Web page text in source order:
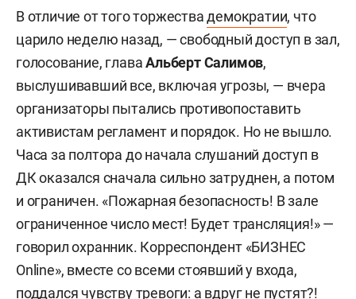
В отличие от того торжествадемократии, что
царило неделю назад, — свободный доступ в зал,
голосование, главаАльберт Салимов,
выслушивавший все, включая угрозы, — вчера
организаторы пытались противопоставить
активистам регламент и порядок. Но не вышло.
Часа за полтора до начала слушаний доступ в
ДК оказался сначала сильно затруднен, а потом
и ограничен. «Пожарная безопасность! В зале
ограниченное число мест! Будет трансляция!» —
говорил охранник. Корреспондент «БИЗНЕС
Online», вместе со всеми стоявший у входа,
поддался чувству тревоги: а вдруг не пустят?!